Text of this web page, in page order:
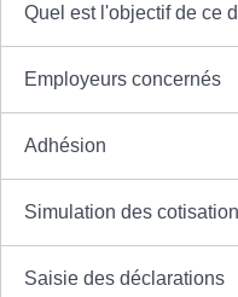
Quel est l'objectif de ce
Employeurs concernés
Adhésion
Simulation des
Saisie des déclarations